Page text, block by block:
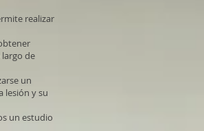
realizar
de
un
lesión y su
un estudio